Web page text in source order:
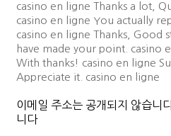
casino en ligne Thanks a lot,
casino en ligne You actually
casino en ligne Thanks, Good
have made your point. casino
With thanks! casino en ligne
Appreciate it. casino en ligne
이메일 주소는 공개되지 않습니
니다